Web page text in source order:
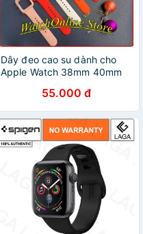
Dây đeo cao su dành cho
Apple Watch 38mm 40mm
55.000 đ